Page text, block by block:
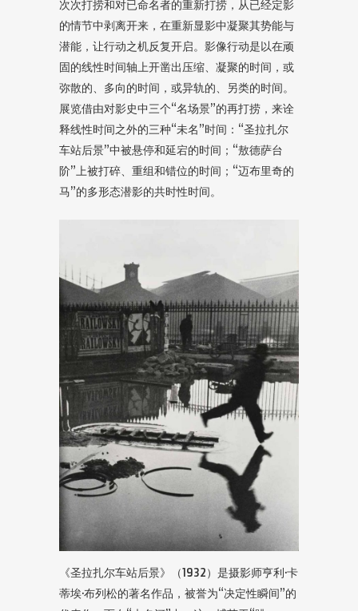
次次打捞和对已命名者的重新打捞，从已经定影
的情节中剥离开来，在重新显影中凝聚其势能与
潜能，让行动之机反复开启。影像行动是以在顽
固的线性时间轴上开凿出压缩、凝聚的时间，或
弥散的、多向的时间，或异轨的、另类的时间。
展览借由对影史中三个“名场景”的再打捞，来诠
释线性时间之外的三种“未名”时间：“圣拉扎尔
车站后景”中被悬停和延宕的时间；“敖德萨台
阶”上被打碎、重组和错位的时间；“迈布里奇的
马”的多形态潜影的共时性时间。
《圣拉扎尔车站后景》（1932）是摄影师亨利·卡
蒂埃·布列松的著名作品，被誉为“决定性瞬间”的